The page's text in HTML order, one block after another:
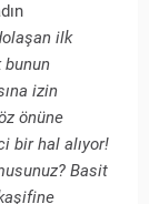
ilk
bunun
izin
önüne
bir hal alıyor!
Basit